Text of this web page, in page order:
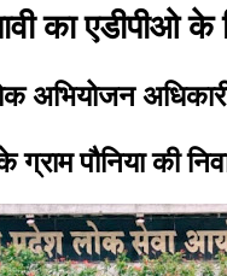
का एडीपीओ
अभियोजन
पौनिया की